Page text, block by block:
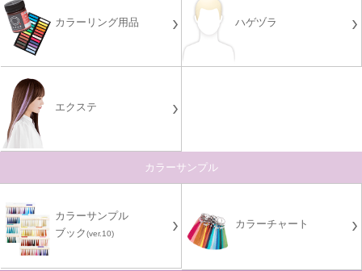
カラーリング用品 ハゲヅラ
エクステ
カラーサンプル
カラーサンプル
ブック(ver.10)
カラーチャート